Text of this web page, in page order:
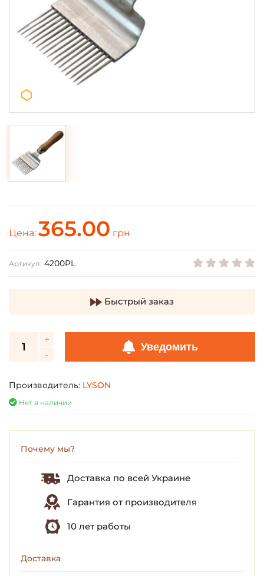
Цена: 365.00 грн
Артикул: 4200PL
Быстрый заказ
Уведомить
Производитель: LYSON
Нет в наличии
Почему мы?
Доставка по всей Украине
Гарантия от производителя
10 лет работы
Доставка